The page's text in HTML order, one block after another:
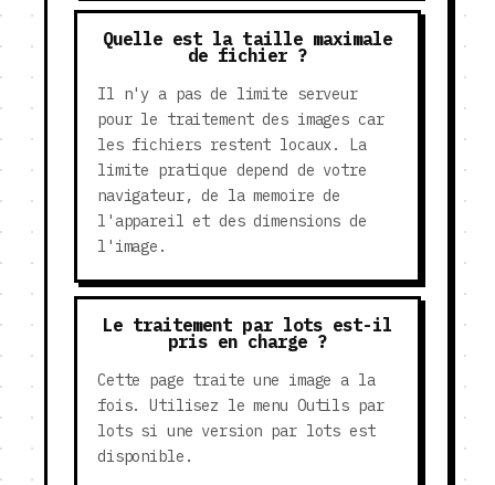
Quelle est la taille maximale
de fichier ?
Il n'y a pas de limite serveur
pour le traitement des images car
les fichiers restent locaux. La
limite pratique depend de votre
navigateur, de la memoire de
l'appareil et des dimensions de
l'image.
Le traitement par lots est-il
pris en charge ?
Cette page traite une image a la
fois. Utilisez le menu Outils par
lots si une version par lots est
disponible.